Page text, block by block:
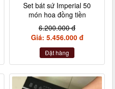
Set bát sứ Imperial 50
món hoa đồng tiền
6.200.000 đ
Giá: 5.456.000 đ
Đặt hàng